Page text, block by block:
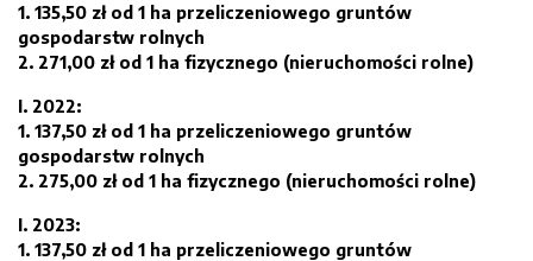
1. 135,50 zł od 1 ha przeliczeniowego gruntów
gospodarstw rolnych
2. 271,00 zł od 1 ha fizycznego (nieruchomości rolne)
I. 2022:
1. 137,50 zł od 1 ha przeliczeniowego gruntów
gospodarstw rolnych
2. 275,00 zł od 1 ha fizycznego (nieruchomości rolne)
I. 2023:
1. 137,50 zł od 1 ha przeliczeniowego gruntów